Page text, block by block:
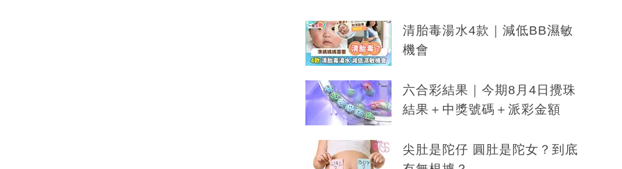
清胎毒湯水4款｜減低BB濕敏
機會
六合彩結果｜今期8月4日攪珠
結果＋中獎號碼＋派彩金額
尖肚是陀仔 圓肚是陀女？到底